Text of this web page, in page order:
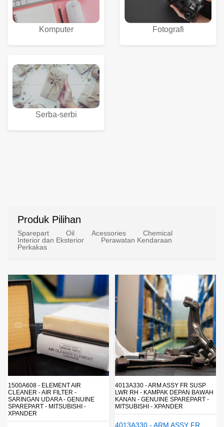
Komputer Fotografi
Serba-serbi
Produk Pilihan
Sparepart Oil Acessories
Chemical
Interior dan Eksterior
Perawatan Kendaraan
Perkakas
4013A330 - ARM ASSY FR SUSP
LWR RH - KAMPAK DEPAN BAWAH
KANAN - GENUINE SPAREPART -
MITSUBISHI - XPANDER
4162A413 - SHOCK ABSORBER RR
SUSP - SUSPENSI BELAKANG -
SHOCKBREAKER BELAKANG -
GENUINE SPAREPART -
MITSUBISHI - XPANDER